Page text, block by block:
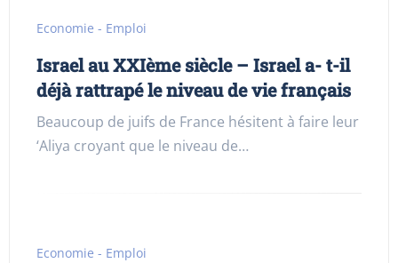
Economie - Emploi
Israel au XXIème siècle – Israel a- t-il
déjà rattrapé le niveau de vie français
Beaucoup de juifs de France hésitent à faire leur
‘Aliya croyant que le niveau de…
Economie - Emploi